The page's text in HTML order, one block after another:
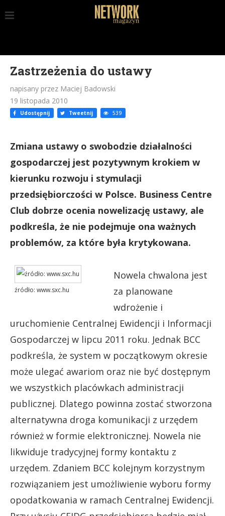
Zastrzeżenia do ustawy
napisany przez Maciej Badowski
19 listopada 2010
Udostępnij Tweetnij 539
Zmiana ustawy o swobodzie działalności
gospodarczej jest pozytywnym krokiem w
kierunku rozwoju i stymulacji
przedsiębiorczości w Polsce. Business Centre
Club dobrze ocenia nowelizację ustawy, ale
podkreśla, że nie podejmuje ona ważnych
problemów, za które była krytykowana.
źródło: www.sxc.hu
Nowela chwalona jest
za planowane
wdrożenie i
uruchomienie Centralnej Ewidencji i Informacji
Gospodarczej w lipcu 2011 roku. Jednak BCC
podkreśla, że system w początkowym okresie
może ulegać awariom oraz nie być dostępnym
we wszystkich placówkach administracji
publicznej. Dlatego powinna zostać stworzona
alternatywna droga komunikacji z urzędem
również w formie elektronicznej. Nowela nie
likwiduje tradycyjnej formy kontaktu z
urzędem. Zdaniem BCC kolejnym korzystnym
rozwiązaniem jest umożliwienie wyboru formy
opodatkowania w ramach Centralnej Ewidencji.